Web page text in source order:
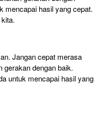
mencapai hasil yang cepat.
Jangan cepat merasa
gerakan dengan baik.
untuk mencapai hasil yang